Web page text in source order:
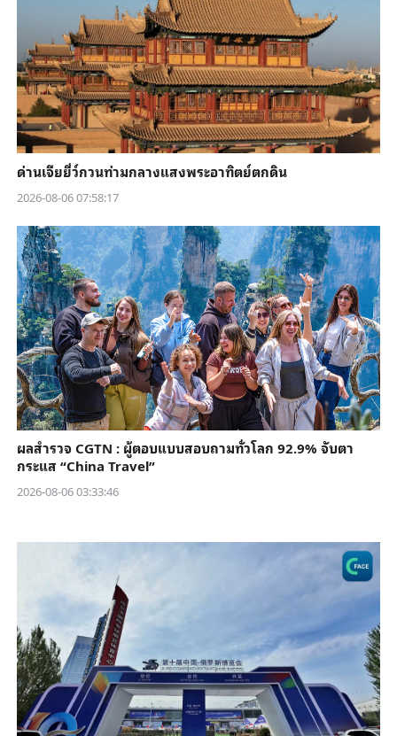
ด่านเจียยี่ว์กวนท่ามกลางแสงพระอาทิตย์ตกดิน
2026-08-06 07:58:17
ผลสำรวจ CGTN : ผู้ตอบแบบสอบถามทั่วโลก 92.9% จับตา
กระแส “China Travel”
2026-08-06 03:33:46